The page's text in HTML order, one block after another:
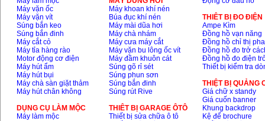
Máy vặn ốc
Máy vặn vít
Súng bắn keo
Súng bắn đinh
Máy cắt cỏ
Máy tỉa hàng rào
Motor động cơ điện
Máy hút ẩm
Máy hút bụi
Máy chà sàn giặt thảm
Máy hút chân không
DỤNG CỤ LÀM MỘC
Máy làm mộc
Máy khoan khí nén
Búa đục khí nén
Máy mài dũa hơi
Máy chà nhám
Máy cưa máy cắt
Máy vặn bu lông ốc vít
Máy đầm khuôn cát
Súng gõ rỉ sét
Súng phun sơn
Súng bắn đinh
Súng rút Rive
THIÊT BỊ GARAGE ÔTÔ
Thiết bị sửa chữa ô tô
THIÊT BỊ ĐO ĐIỆN
Ampe Kìm
Đồng hồ vạn năng
Đồng hồ chỉ thị pha
Đồng hồ đo trở
Đồng hồ đo điện
Thiết bị kiểm tra
THIỆT BỊ QUẢNG
Giá chữ x standy
Giá cuốn banner
Khung backdrop
Kệ để brochure